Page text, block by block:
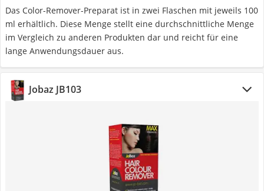
Das Color-Remover-Preparat ist in zwei Flaschen mit jeweils 100
ml erhältlich. Diese Menge stellt eine durchschnittliche Menge
im Vergleich zu anderen Produkten dar und reicht für eine
lange Anwendungsdauer aus.
Jobaz JB103